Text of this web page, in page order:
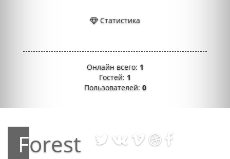
Статистика
Онлайн всего: 1
Гостей: 1
Пользователей:0
Forest